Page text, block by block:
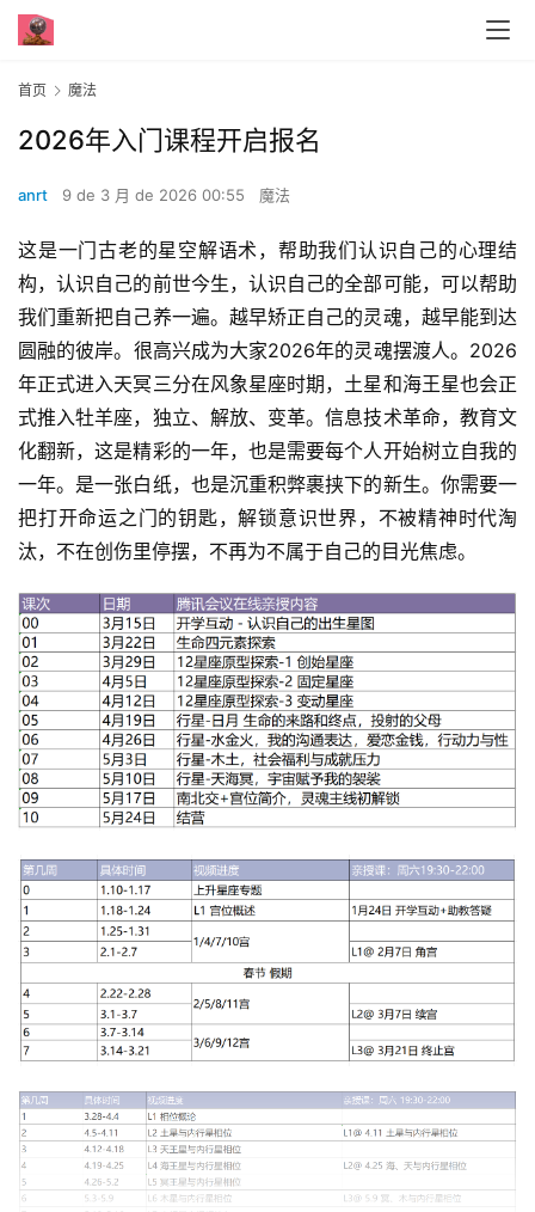
首页 魔法
2026年入门课程开启报名
anrt 9 de 3 月 de 2026 00:55 魔法
这是一门古老的星空解语术，帮助我们认识自己的心理结
构，认识自己的前世今生，认识自己的全部可能，可以帮助
我们重新把自己养一遍。越早矫正自己的灵魂，越早能到达
圆融的彼岸。很高兴成为大家2026年的灵魂摆渡人。2026
年正式进入天冥三分在风象星座时期，土星和海王星也会正
式推入牡羊座，独立、解放、变革。信息技术革命，教育文
化翻新，这是精彩的一年，也是需要每个人开始树立自我的
一年。是一张白纸，也是沉重积弊裹挟下的新生。你需要一
把打开命运之门的钥匙，解锁意识世界，不被精神时代淘
汰，不在创伤里停摆，不再为不属于自己的目光焦虑。